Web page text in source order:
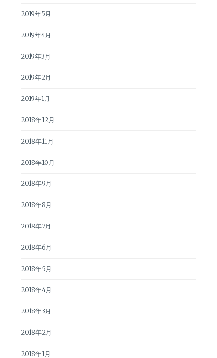
2019年5月
2019年4月
2019年3月
2019年2月
2019年1月
2018年12月
2018年11月
2018年10月
2018年9月
2018年8月
2018年7月
2018年6月
2018年5月
2018年4月
2018年3月
2018年2月
2018年1月